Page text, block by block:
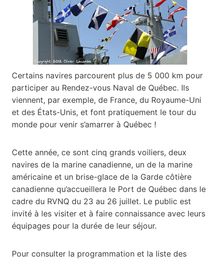
Certains navires parcourent plus de 5 000 km pour
participer au Rendez-vous Naval de Québec. Ils
viennent, par exemple, de France, du Royaume-Uni
et des États-Unis, et font pratiquement le tour du
monde pour venir s’amarrer à Québec !
Cette année, ce sont cinq grands voiliers, deux
navires de la marine canadienne, un de la marine
américaine et un brise-glace de la Garde côtière
canadienne qu’accueillera le Port de Québec dans le
cadre du RVNQ du 23 au 26 juillet. Le public est
invité à les visiter et à faire connaissance avec leurs
équipages pour la durée de leur séjour.
Pour consulter la programmation et la liste des